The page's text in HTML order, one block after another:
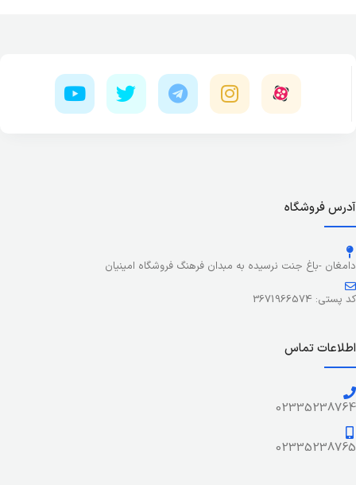
آدرس فروشگاه
دامغان -باغ جنت نرسیده به مبدان فرهنگ فروشگاه امینیان
کد پستی: 3671966574
اطلاعات تماس
02335238764
02335238765